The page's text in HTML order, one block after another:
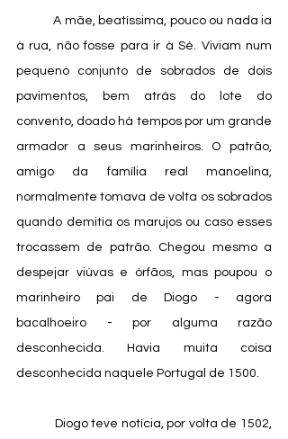
            A mãe, beatíssima, pouco ou nada ia
à rua, não fosse para ir à Sé. Viviam num
pequeno conjunto de sobrados de dois
pavimentos, bem atrás do lote do
convento, doado há tempos por um grande
armador a seus marinheiros. O patrão,
amigo da família real manoelina,
normalmente tomava de volta os sobrados
quando demitia os marujos ou caso esses
trocassem de patrão. Chegou mesmo a
despejar viúvas e órfãos, mas poupou o
marinheiro pai de Diogo - agora
bacalhoeiro - por alguma razão
desconhecida. Havia muita coisa
desconhecida naquele Portugal de 1500.